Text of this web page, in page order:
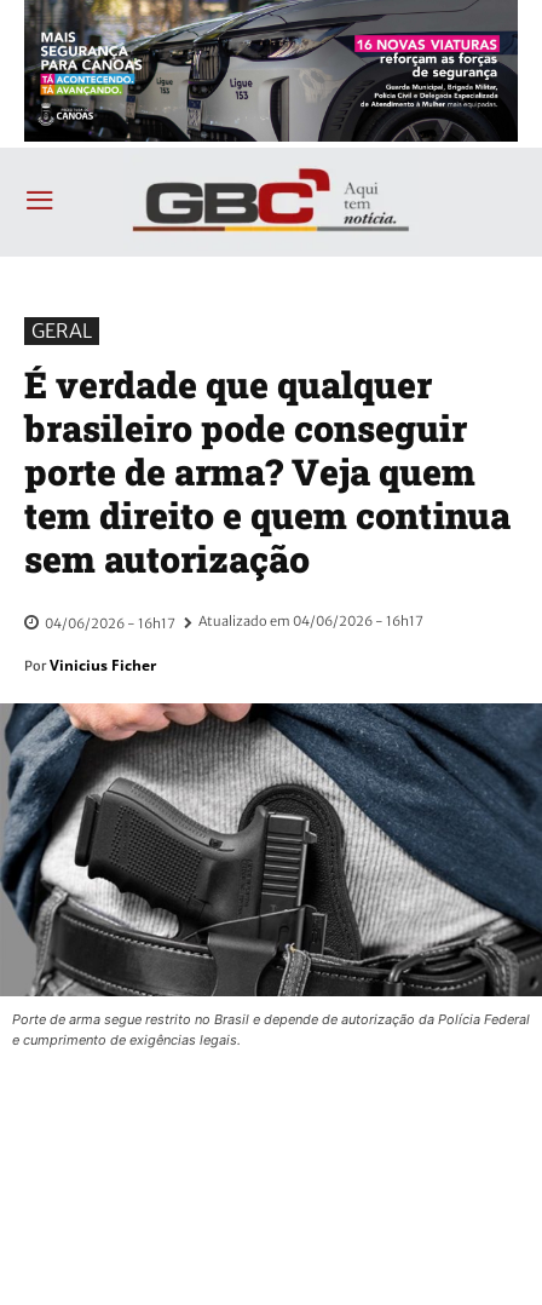
GERAL
É verdade que qualquer
brasileiro pode conseguir
porte de arma? Veja quem
tem direito e quem continua
sem autorização
04/06/2026 - 16h17 Atualizado em 04/06/2026 - 16h17
Por Vinicius Ficher
Porte de arma segue restrito no Brasil e depende de autorização da Polícia Federal
e cumprimento de exigências legais.